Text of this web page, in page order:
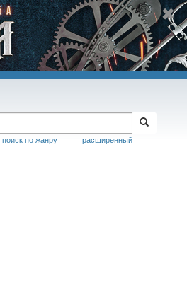
расширенный
поиск по жанру